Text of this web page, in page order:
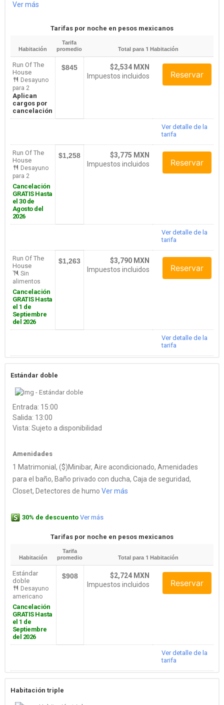
Ver más
Tarifas por noche en pesos mexicanos
Habitación
Tarifa
promedio
Total para 1 Habitación
Run Of The
House
Desayuno
para 2
Aplican
cargos por
cancelación
$845
$2,534 MXN
Impuestos incluidos
Reservar
Ver detalle de la
tarifa
Run Of The
House
Desayuno
para 2
Cancelación
GRATIS Hasta
el 30 de
Agosto del
2026
$1,258
$3,775 MXN
Impuestos incluidos
Reservar
Ver detalle de la
tarifa
Run Of The
House
Sin
alimentos
Cancelación
GRATIS Hasta
el 1 de
Septiembre
del 2026
$1,263
$3,790 MXN
Impuestos incluidos
Reservar
Ver detalle de la
tarifa
Estándar doble
Entrada: 15:00
Salida: 13:00
Vista: Sujeto a disponibilidad
Amenidades
1 Matrimonial, ($)Minibar, Aire acondicionado, Amenidades
para el baño, Baño privado con ducha, Caja de seguridad,
Closet, Detectores de humoVer más
30% de descuento Ver más
Tarifas por noche en pesos mexicanos
Habitación
Tarifa
promedio
Total para 1 Habitación
Estándar
doble
Desayuno
americano
Cancelación
GRATIS Hasta
el 1 de
Septiembre
del 2026
$908
$2,724 MXN
Impuestos incluidos
Reservar
Ver detalle de la
tarifa
Habitación triple